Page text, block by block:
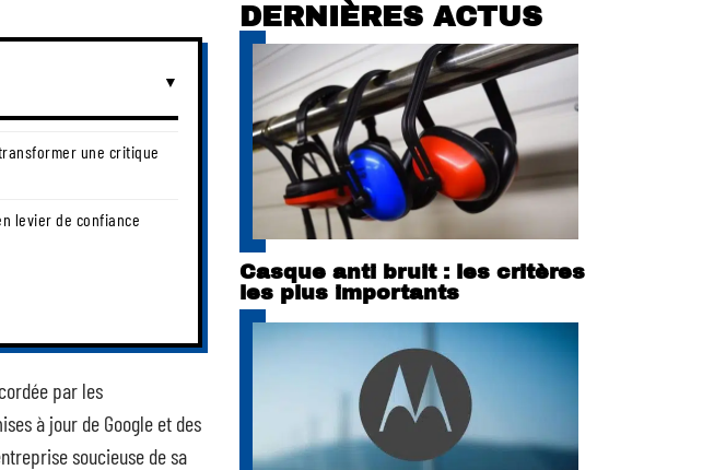
une critique
levier de confiance
par les
à jour de Google et des
soucieuse de sa
DERNIÈRES ACTUS
Casque anti bruit : les critères
les plus importants